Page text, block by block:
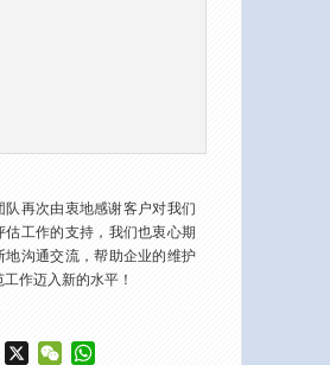
再次由衷地感谢客户对我们
估工作的支持，我们也衷心期
地沟通交流，帮助企业的维护
作迈入新的水平！
Email X WeChat